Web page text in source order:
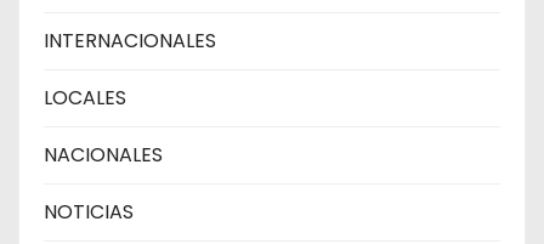
INTERNACIONALES
LOCALES
NACIONALES
NOTICIAS